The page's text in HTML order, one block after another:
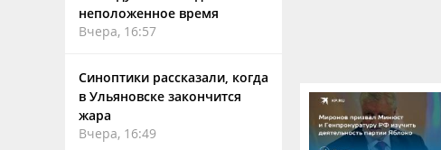
неположенное время
Вчера, 16:57
Синоптики рассказали, когда
в Ульяновске закончится
жара
Вчера, 16:49